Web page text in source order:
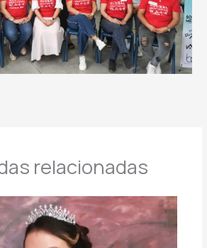
relacionadas